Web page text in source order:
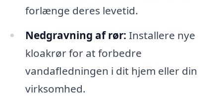
forlænge deres levetid.
Nedgravning af rør: Installere nye
kloakrør for at forbedre
vandafledningen i dit hjem eller din
virksomhed.